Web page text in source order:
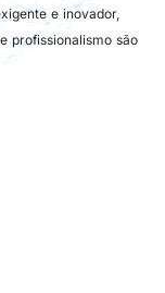
e inovador,
profissionalismo são